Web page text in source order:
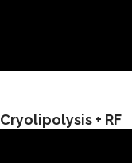
Cryolipolysis + RF